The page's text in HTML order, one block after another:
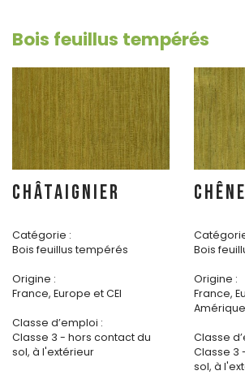
Bois feuillus tempérés
CHÂTAIGNIER
Catégorie :
Bois feuillus tempérés
Origine :
France, Europe et CEI
Classe d’emploi :
Classe 3 - hors contact du
sol, à l'extérieur
CHÊNE
Bois
Origine :
France,
Classe
Classe 3
sol, à